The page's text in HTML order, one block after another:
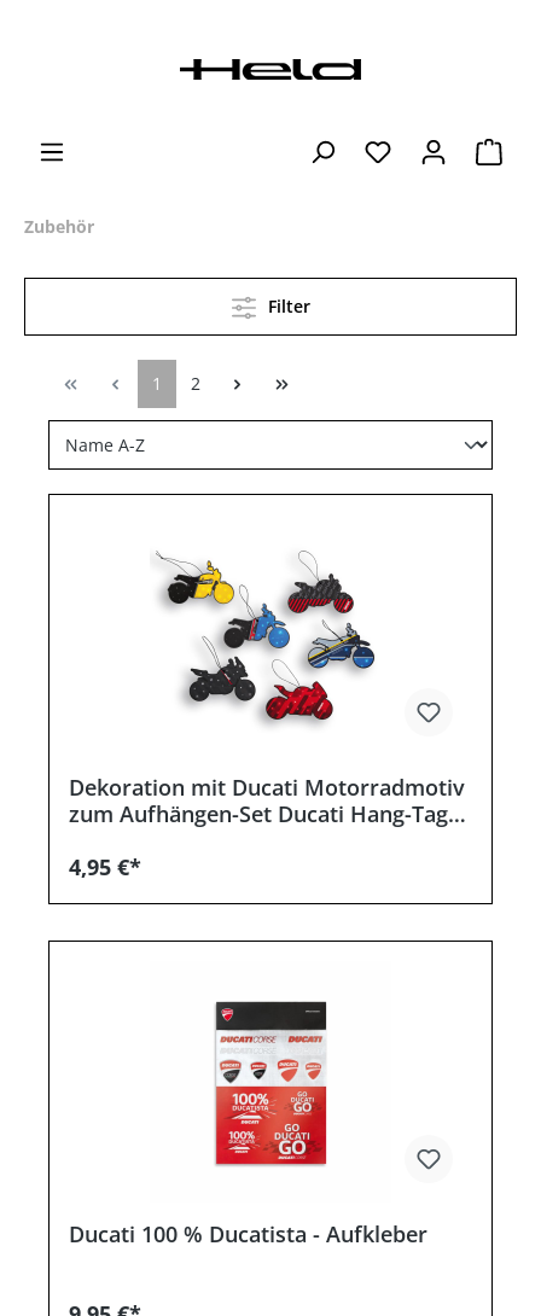
Zubehör
Filter
1 2
Dekoration mit Ducati Motorradmotiv
zum Aufhängen-Set Ducati Hang-Tag
4,95 €*
Ducati 100 % Ducatista - Aufkleber